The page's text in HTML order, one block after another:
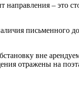
– это
письменного
вне
отражены на